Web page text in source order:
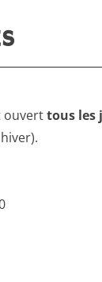
ouverttous les